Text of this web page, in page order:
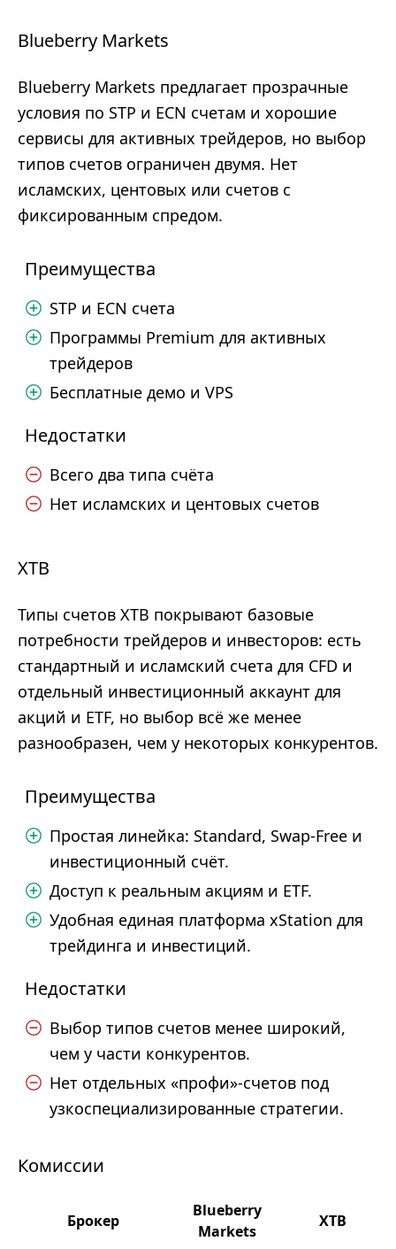
Blueberry Markets
Blueberry Markets предлагает прозрачные
условия по STP и ECN счетам и хорошие
сервисы для активных трейдеров, но выбор
типов счетов ограничен двумя. Нет
исламских, центовых или счетов с
фиксированным спредом.
Преимущества
STP и ECN счета
Программы Premium для активных
трейдеров
Бесплатные демо и VPS
Недостатки
Всего два типа счёта
Нет исламских и центовых счетов
XTB
Типы счетов XTB покрывают базовые
потребности трейдеров и инвесторов: есть
стандартный и исламский счета для CFD и
отдельный инвестиционный аккаунт для
акций и ETF, но выбор всё же менее
разнообразен, чем у некоторых конкурентов.
Преимущества
Простая линейка: Standard, Swap-Free и
инвестиционный счёт.
Доступ к реальным акциям и ETF.
Удобная единая платформа xStation для
трейдинга и инвестиций.
Недостатки
Выбор типов счетов менее широкий,
чем у части конкурентов.
Нет отдельных «профи»-счетов под
узкоспециализированные стратегии.
Комиссии
Брокер
Blueberry
Markets
XTB